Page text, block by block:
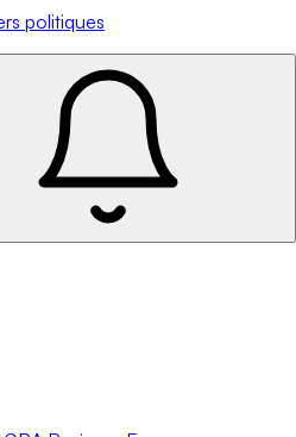
politiques